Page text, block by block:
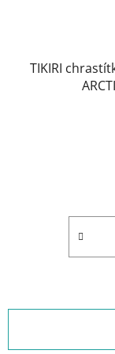
TIKIRI